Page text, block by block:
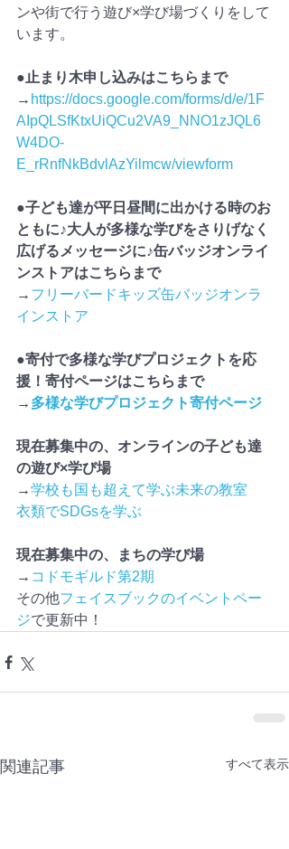
ンや街で行う遊び×学び場づくりをして
います。
●止まり木申し込みはこちらまで
→ https://docs.google.com/forms/d/e/1F
AIpQLSfKtxUiQCu2VA9_NNO1zJQL6
W4DO-
E_rRnfNkBdvlAzYilmcw/viewform
●子ども達が平日昼間に出かける時のお
ともに♪大人が多様な学びをさりげなく
広げるメッセージに♪缶バッジオンライ
ンストアはこちらまで
→ フリーバードキッズ缶バッジオンラ
インストア
●寄付で多様な学びプロジェクトを応
援！寄付ページはこちらまで
→ 多様な学びプロジェクト寄付ページ
現在募集中の、オンラインの子ども達
の遊び×学び場
→学校も国も超えて学ぶ未来の教室
衣類でSDGsを学ぶ
現在募集中の、まちの学び場
→ コドモギルド第2期
その他フェイスブックのイベントペー
ジで更新中！
関連記事 すべて表示